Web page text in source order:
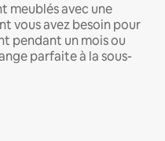
meublés avec une
vous avez besoin pour
pendant un mois ou
parfaite à la sous-